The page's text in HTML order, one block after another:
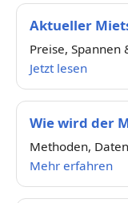
Aktueller
Preise,
Jetzt lesen
Wie wird der
Methoden,
Mehr erfahren